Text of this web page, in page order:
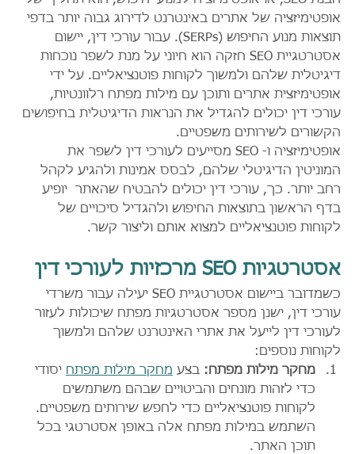
אופטימיזציה של אתרים באינטרנט לדירוג גבוה יותר בדפי
תוצאות מנוע החיפוש (SERPs). עבור עורכי דין, יישום
אסטרטגיית SEO חזקה הוא חיוני על מנת לשפר נוכחות
דיגיטלית שלהם ולמשוך לקוחות פוטנציאליים. על ידי
אופטימיזצית אתרים ותוכן עם מילות מפתח רלוונטיות,
עורכי דין יכולים להגדיל את הנראות הדיגיטלית בחיפושים
הקשורים לשירותים משפטיים.
אופטימיזציה ו- SEO מסייעים לעורכי דין לשפר את
המוניטין הדיגיטלי שלהם, לבסס אמינות ולהגיע לקהל
רחב יותר. כך, עורכי דין יכולים להבטיח שהאתר  יופיע
בדף הראשון בתוצאות החיפוש ולהגדיל סיכויים של
לקוחות פוטנציאליים למצוא אותם וליצור קשר.
אסטרטגיות SEO מרכזיות לעורכי דין
כשמדובר ביישום אסטרטגיית SEO יעילה עבור משרדי
עורכי דין, ישנן מספר אסטרטגיות מפתח שיכולות לעזור
לעורכי דין לייעל את אתרי האינטרנט שלהם ולמשוך
לקוחות נוספים:
מחקר מילות מפתח: בצע מחקר מילות מפתח יסודי
כדי לזהות מונחים והביטויים שבהם משתמשים
לקוחות פוטנציאליים כדי לחפש שירותים משפטיים.
השתמש במילות מפתח אלה באופן אסטרטגי בכל
תוכן האתר.